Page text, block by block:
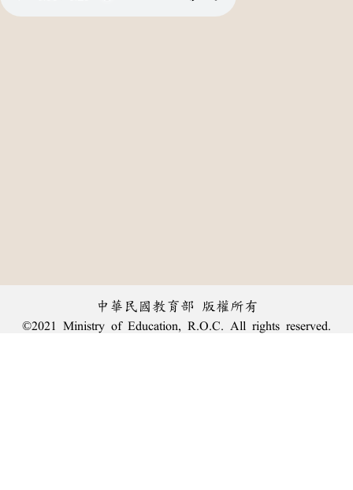
中華民國教育部 版權所有
©2021 Ministry of Education, R.O.C. All rights reserved.